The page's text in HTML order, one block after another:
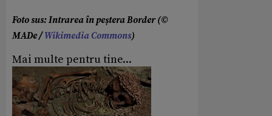
Foto sus: Intrarea în peștera Border (©
MADe /Wikimedia Commons)
Mai multe pentru tine...